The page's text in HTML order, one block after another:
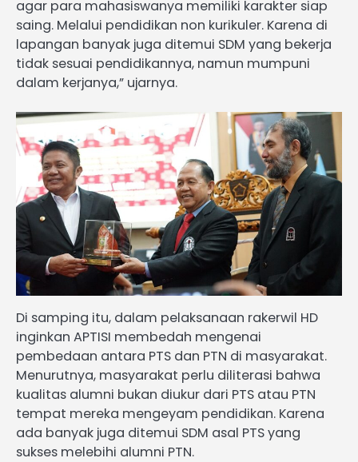
agar para mahasiswanya memiliki karakter siap
saing. Melalui pendidikan non kurikuler. Karena di
lapangan banyak juga ditemui SDM yang bekerja
tidak sesuai pendidikannya, namun mumpuni
dalam kerjanya,” ujarnya.
Di samping itu, dalam pelaksanaan rakerwil HD
inginkan APTISI membedah mengenai
pembedaan antara PTS dan PTN di masyarakat.
Menurutnya, masyarakat perlu diliterasi bahwa
kualitas alumni bukan diukur dari PTS atau PTN
tempat mereka mengeyam pendidikan. Karena
ada banyak juga ditemui SDM asal PTS yang
sukses melebihi alumni PTN.